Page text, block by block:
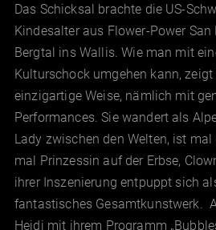
Das Schicksal brachte die US-
Kindesalter aus Flower-Power
Bergtal ins Wallis. Wie man mit
Kulturschock umgehen kann,
einzigartige Weise, nämlich mit
Performances. Sie wandert als
Lady zwischen den Welten, ist
mal Prinzessin auf der Erbse,
ihrer Inszenierung entpuppt sich
fantastisches Gesamtkunstwerk.
Heidi mit ihrem Programm